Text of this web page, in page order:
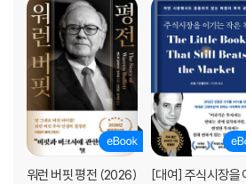
워런 버핏 평전 (2026)
[대여] 주식시장을